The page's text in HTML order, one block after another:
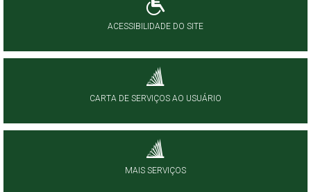
ACESSIBILIDADE DO SITE
CARTA DE SERVIÇOS AO USUÁRIO
MAIS SERVIÇOS